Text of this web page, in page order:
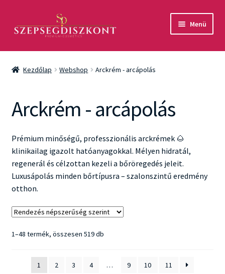
aa
Menü
Akció
Csomagok
Arcápolás
Fényvédelem
Férfiaknak
Márkák
Kezdőlap Webshop Arckrém - arcápolás
Arckrém - arcápolás
Prémium minőségű, professzionális arckrémek 🌰
klinikailag igazolt hatóanyagokkal. Mélyen hidratál,
regenerál és célzottan kezeli a bőröregedés jeleit.
Luxusápolás minden bőrtípusra – szalonszintű eredmény
otthon.
1–48 termék, összesen 519 dbSorted
1
2 3 4 … 9 10 11